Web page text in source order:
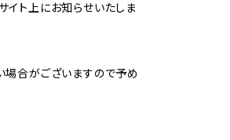
イト上にお知らせいたしま
場合がございますので予め